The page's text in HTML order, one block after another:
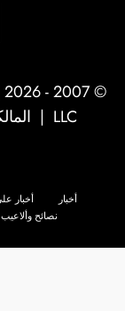
© 2007 - 2026 | جميع الحقوق محفوظة لشركة
LLC
|
أخبار أخبار
نصائح وألاعيب